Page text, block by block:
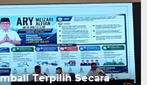
Terpilih Secara